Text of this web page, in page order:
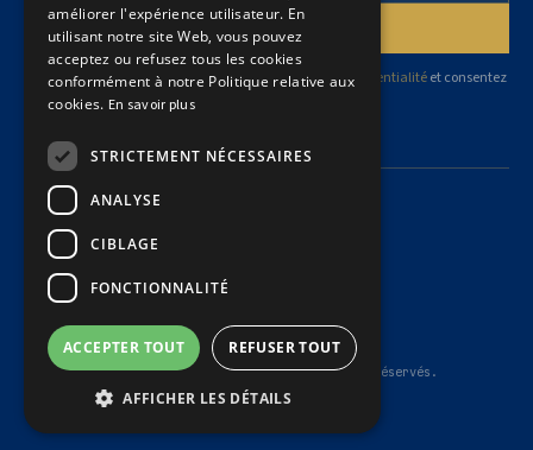
En vous abonnant, vous acceptez notrepolitique de confidentialitéet consentez
à recevoir des mises à jour de notre cabinet.
© 2026 Dubé Latreille Avocats Inc. — Tous droits réservés.
Politique de confidentialité
Politique sur les témoins
Conditions générales d'utilisation
améliorer l'expérience utilisateur. En
utilisant notre site Web, vous pouvez
acceptez ou refusez tous les cookies
conformément à notre Politique relative aux
cookies. En savoir plus
STRICTEMENT NÉCESSAIRES
ANALYSE
CIBLAGE
FONCTIONNALITÉ
ACCEPTER TOUT REFUSER TOUT
AFFICHER LES DÉTAILS